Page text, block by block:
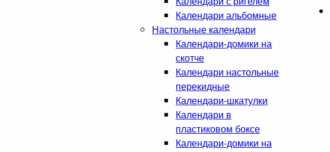
Календари альбомные
Настольные календари
Календари-домики на
скотче
Календари настольные
перекидные
Календари-шкатулки
Календари в
пластиковом боксе
Календари-домики на